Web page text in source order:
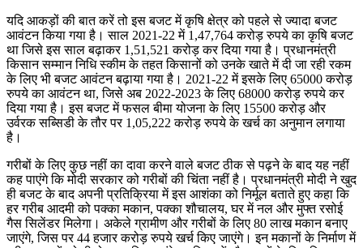
यदि आकड़ों की बात करें तो इस बजट में कृषि क्षेत्र को पहले से ज्यादा बजट
आवंटन किया गया है। साल 2021-22 में 1,47,764 करोड़ रुपये का कृषि बजट
था जिसे इस साल बढ़ाकर 1,51,521 करोड़ कर दिया गया है। प्रधानमंत्री
किसान सम्मान निधि स्कीम के तहत किसानों को उनके खाते में दी जा रही रकम
के लिए भी बजट आवंटन बढ़ाया गया है। 2021-22 में इसके लिए 65000 करोड़
रुपये का आवंटन था, जिसे अब 2022-2023 के लिए 68000 करोड़ रुपये कर
दिया गया है। इस बजट में फसल बीमा योजना के लिए 15500 करोड़ और
उर्वरक सब्सिडी के तौर पर 1,05,222 करोड़ रुपये के खर्च का अनुमान लगाया
है।
गरीबों के लिए कुछ नहीं का दावा करने वाले बजट ठीक से पढ़ने के बाद यह नहीं
कह पाएंगे कि मोदी सरकार को गरीबों की चिंता नहीं है। प्रधानमंत्री मोदी ने खुद
ही बजट के बाद अपनी प्रतिक्रिया में इस आशंका को निर्मूल बताते हुए कहा कि
हर गरीब आदमी को पक्का मकान, पक्का शौचालय, घर में नल और मुफ्त रसोई
गैस सिलेंडर मिलेगा। अकेले ग्रामीण और गरीबों के लिए 80 लाख मकान बनाए
जाएंगे, जिस पर 44 हजार करोड़ रुपये खर्च किए जाएंगे। इन मकानों के निर्माण में